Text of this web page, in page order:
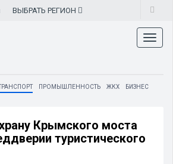
ВЫБРАТЬ РЕГИОН
ПРОМЫШЛЕННОСТЬ ЖКХ БИЗНЕС
Крымского моста
туристического